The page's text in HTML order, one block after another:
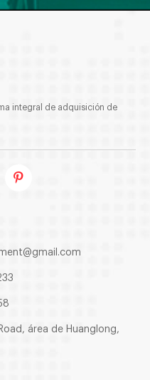
integral de adquisición de
área de Huanglong,